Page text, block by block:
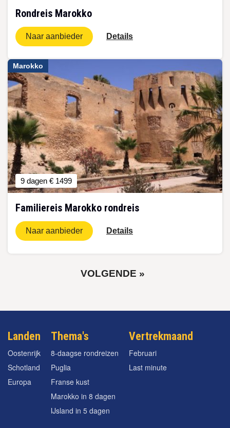
Rondreis Marokko
Naar aanbieder Details
Marokko
9 dagen € 1499
Familiereis Marokko rondreis
Naar aanbieder Details
VOLGENDE
VOLGENDE »
Landen
Oostenrijk
Schotland
Europa
Thema's
8-daagse rondreizen
Puglia
Franse kust
Marokko in 8 dagen
IJsland in 5 dagen
Vertrekmaand
Februari
Last minute